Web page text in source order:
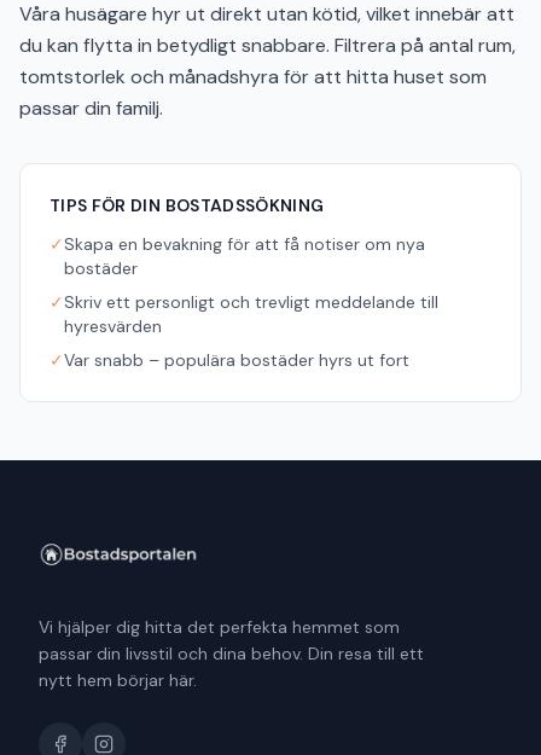
Våra husägare hyr ut direkt utan kötid, vilket innebär att
du kan flytta in betydligt snabbare. Filtrera på antal rum,
tomtstorlek och månadshyra för att hitta huset som
passar din familj.
TIPS FÖR DIN BOSTADSSÖKNING
✓Skapa en bevakning för att få notiser om nya
bostäder
✓Skriv ett personligt och trevligt meddelande till
hyresvärden
✓Var snabb – populära bostäder hyrs ut fort
Vi hjälper dig hitta det perfekta hemmet som
passar din livsstil och dina behov. Din resa till ett
nytt hem börjar här.